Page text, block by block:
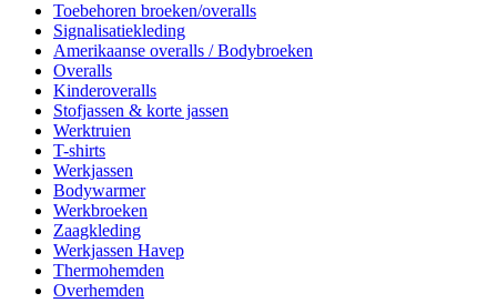
Toebehoren broeken/overalls
Signalisatiekleding
Amerikaanse overalls / Bodybroeken
Overalls
Kinderoveralls
Stofjassen & korte jassen
Werktruien
T-shirts
Werkjassen
Bodywarmer
Werkbroeken
Zaagkleding
Werkjassen Havep
Thermohemden
Overhemden